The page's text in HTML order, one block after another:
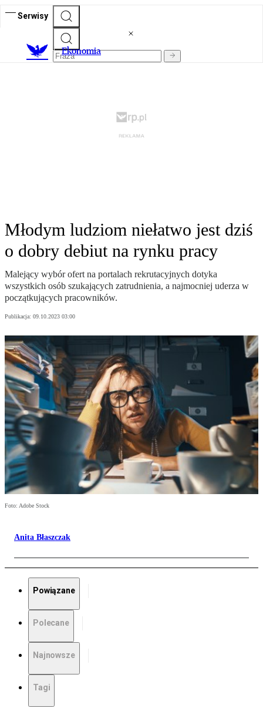
Serwisy
Ekonomia
Młodym ludziom niełatwo jest dziś
o dobry debiut na rynku pracy
Malejący wybór ofert na portalach rekrutacyjnych dotyka
wszystkich osób szukających zatrudnienia, a najmocniej uderza w
początkujących pracowników.
Publikacja: 09.10.2023 03:00
Foto: Adobe Stock
Anita Błaszczak
Powiązane
Polecane
Najnowsze
Tagi